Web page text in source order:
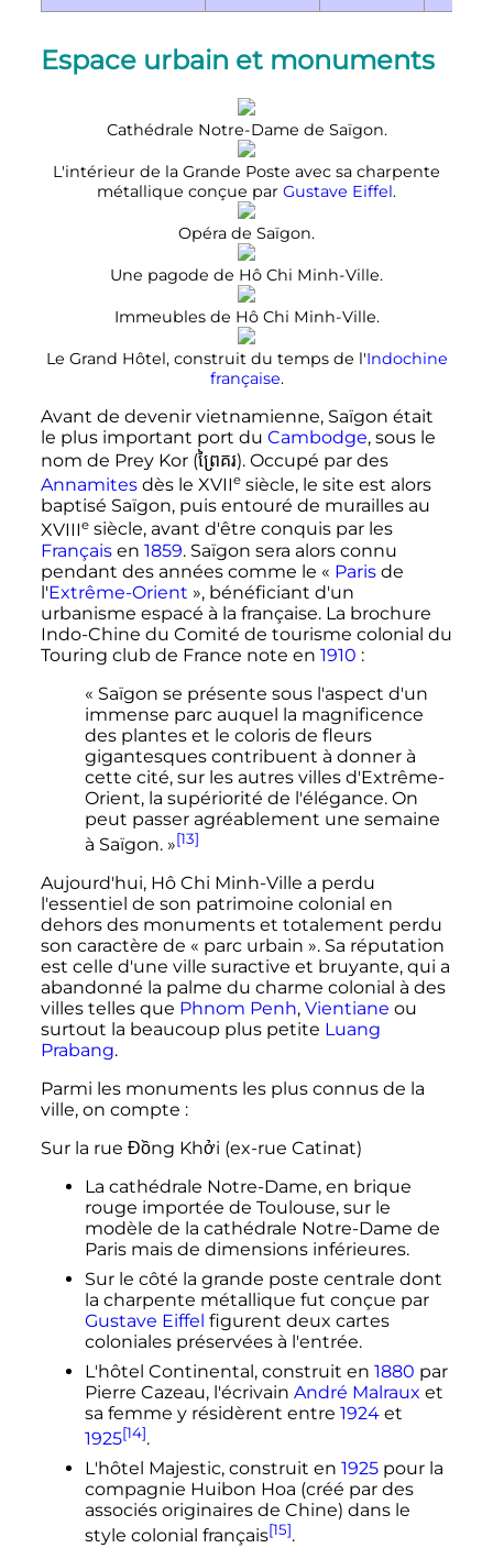
Espace urbain et monuments
Cathédrale Notre-Dame de Saïgon.
L'intérieur de la Grande Poste avec sa charpente
métallique conçue par Gustave Eiffel.
Opéra de Saïgon.
Une pagode de Hô Chi Minh-Ville.
Immeubles de Hô Chi Minh-Ville.
Le Grand Hôtel, construit du temps de l'Indochine
française.
Avant de devenir vietnamienne, Saïgon était
le plus important port du Cambodge, sous le
nom de Prey Kor (ព្រៃគរ). Occupé par des
Annamitesdès le XVIIe siècle, le site est alors
baptisé Saïgon, puis entouré de murailles au
XVIIIe siècle, avant d'être conquis par les
Françaisen 1859. Saïgon sera alors connu
pendant des années comme le « Parisde
l'Extrême-Orient », bénéficiant d'un
urbanisme espacé à la française. La brochure
Indo-Chine du Comité de tourisme colonial du
Touring club de France note en 1910 :
« Saïgon se présente sous l'aspect d'un
immense parc auquel la magnificence
des plantes et le coloris de fleurs
gigantesques contribuent à donner à
cette cité, sur les autres villes d'Extrême-
Orient, la supériorité de l'élégance. On
peut passer agréablement une semaine
à Saïgon. »[13]
Aujourd'hui, Hô Chi Minh-Ville a perdu
l'essentiel de son patrimoine colonial en
dehors des monuments et totalement perdu
son caractère de « parc urbain ». Sa réputation
est celle d'une ville suractive et bruyante, qui a
abandonné la palme du charme colonial à des
villes telles que Phnom Penh, Vientiane ou
surtout la beaucoup plus petite Luang
Prabang.
Parmi les monuments les plus connus de la
ville, on compte :
Sur la rue Đồng Khởi (ex-rue Catinat)
La cathédrale Notre-Dame, en brique
rouge importée de Toulouse, sur le
modèle de la cathédrale Notre-Dame de
Paris mais de dimensions inférieures.
Sur le côté la grande poste centrale dont
la charpente métallique fut conçue par
Gustave Eiffel figurent deux cartes
coloniales préservées à l'entrée.
L'hôtel Continental, construit en 1880 par
Pierre Cazeau, l'écrivain André Malraux et
sa femme y résidèrent entre 1924et
1925[14].
L'hôtel Majestic, construit en 1925pour la
compagnie Huibon Hoa (créé par des
associés originaires de Chine) dans le
style colonial français[15].